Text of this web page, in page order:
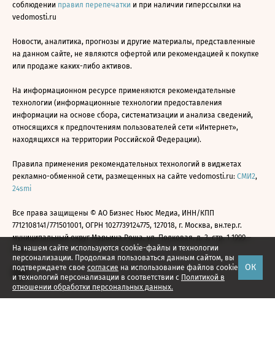
На нашем сайте используются cookie-файлы и технологии
персонализации. Продолжая пользоваться данным сайтом, вы
подтверждаете свое согласие на использование файлов cookie
и технологий персонализации в соответствии с Политикой в
отношении обработки персональных данных.
ОК
соблюдении правил перепечатки и при наличии гиперссылки на
vedomosti.ru
Новости, аналитика, прогнозы и другие материалы, представленные
на данном сайте, не являются офертой или рекомендацией к покупке
или продаже каких-либо активов.
На информационном ресурсе применяются рекомендательные
технологии (информационные технологии предоставления
информации на основе сбора, систематизации и анализа сведений,
относящихся к предпочтениям пользователей сети «Интернет»,
находящихся на территории Российской Федерации).
Правила применения рекомендательных технологий в виджетах
рекламно-обменной сети, размещенных на сайте vedomosti.ru: СМИ2,
24smi
Все права защищены © АО Бизнес Ньюс Медиа, ИНН/КПП
7712108141/771501001, ОГРН 1027739124775, 127018, г. Москва, вн.тер.г.
муниципальный округ Марьина Роща, ул. Полковая, д. 3, стр. 1 1999—
2026